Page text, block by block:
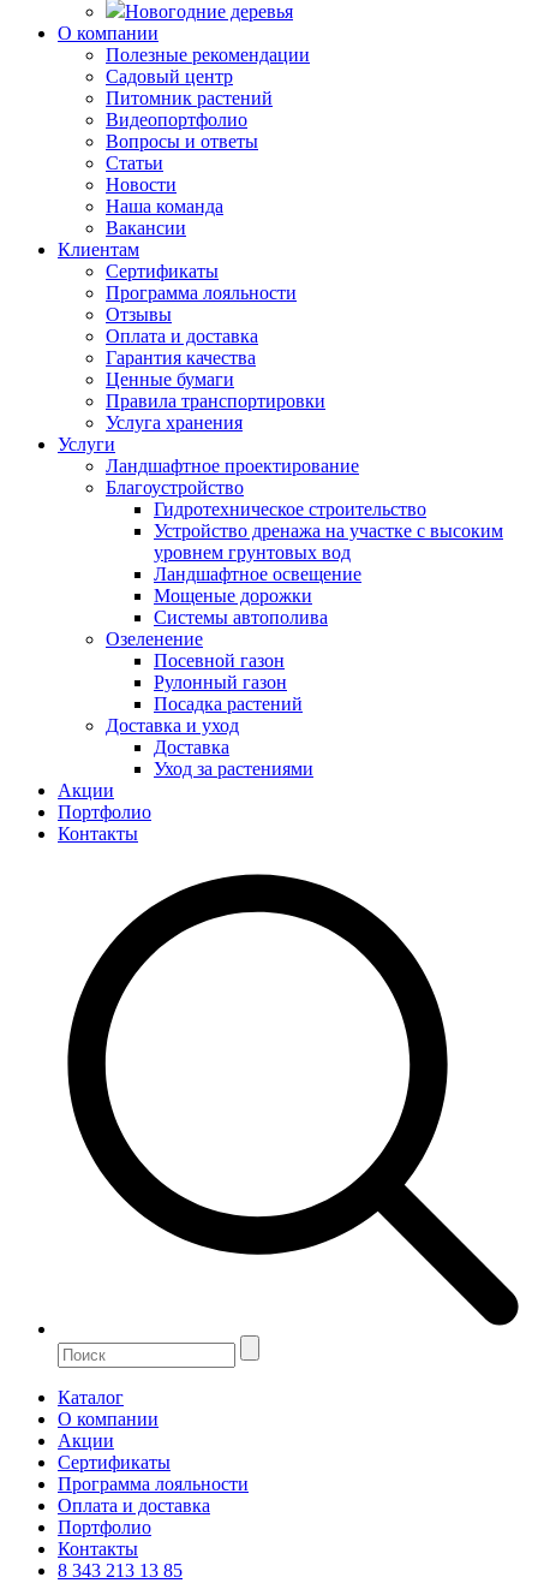
Новогодние деревья
О компании
Полезные рекомендации
Садовый центр
Питомник растений
Видеопортфолио
Вопросы и ответы
Статьи
Новости
Наша команда
Вакансии
Клиентам
Сертификаты
Программа лояльности
Отзывы
Оплата и доставка
Гарантия качества
Ценные бумаги
Правила транспортировки
Услуга хранения
Услуги
Ландшафтное проектирование
Благоустройство
Гидротехническое строительство
Устройство дренажа на участке с высоким
уровнем грунтовых вод
Ландшафтное освещение
Мощеные дорожки
Системы автополива
Озеленение
Посевной газон
Рулонный газон
Посадка растений
Доставка и уход
Доставка
Уход за растениями
Акции
Портфолио
Контакты
Каталог
О компании
Акции
Сертификаты
Программа лояльности
Оплата и доставка
Портфолио
Контакты
8 343 213 13 85